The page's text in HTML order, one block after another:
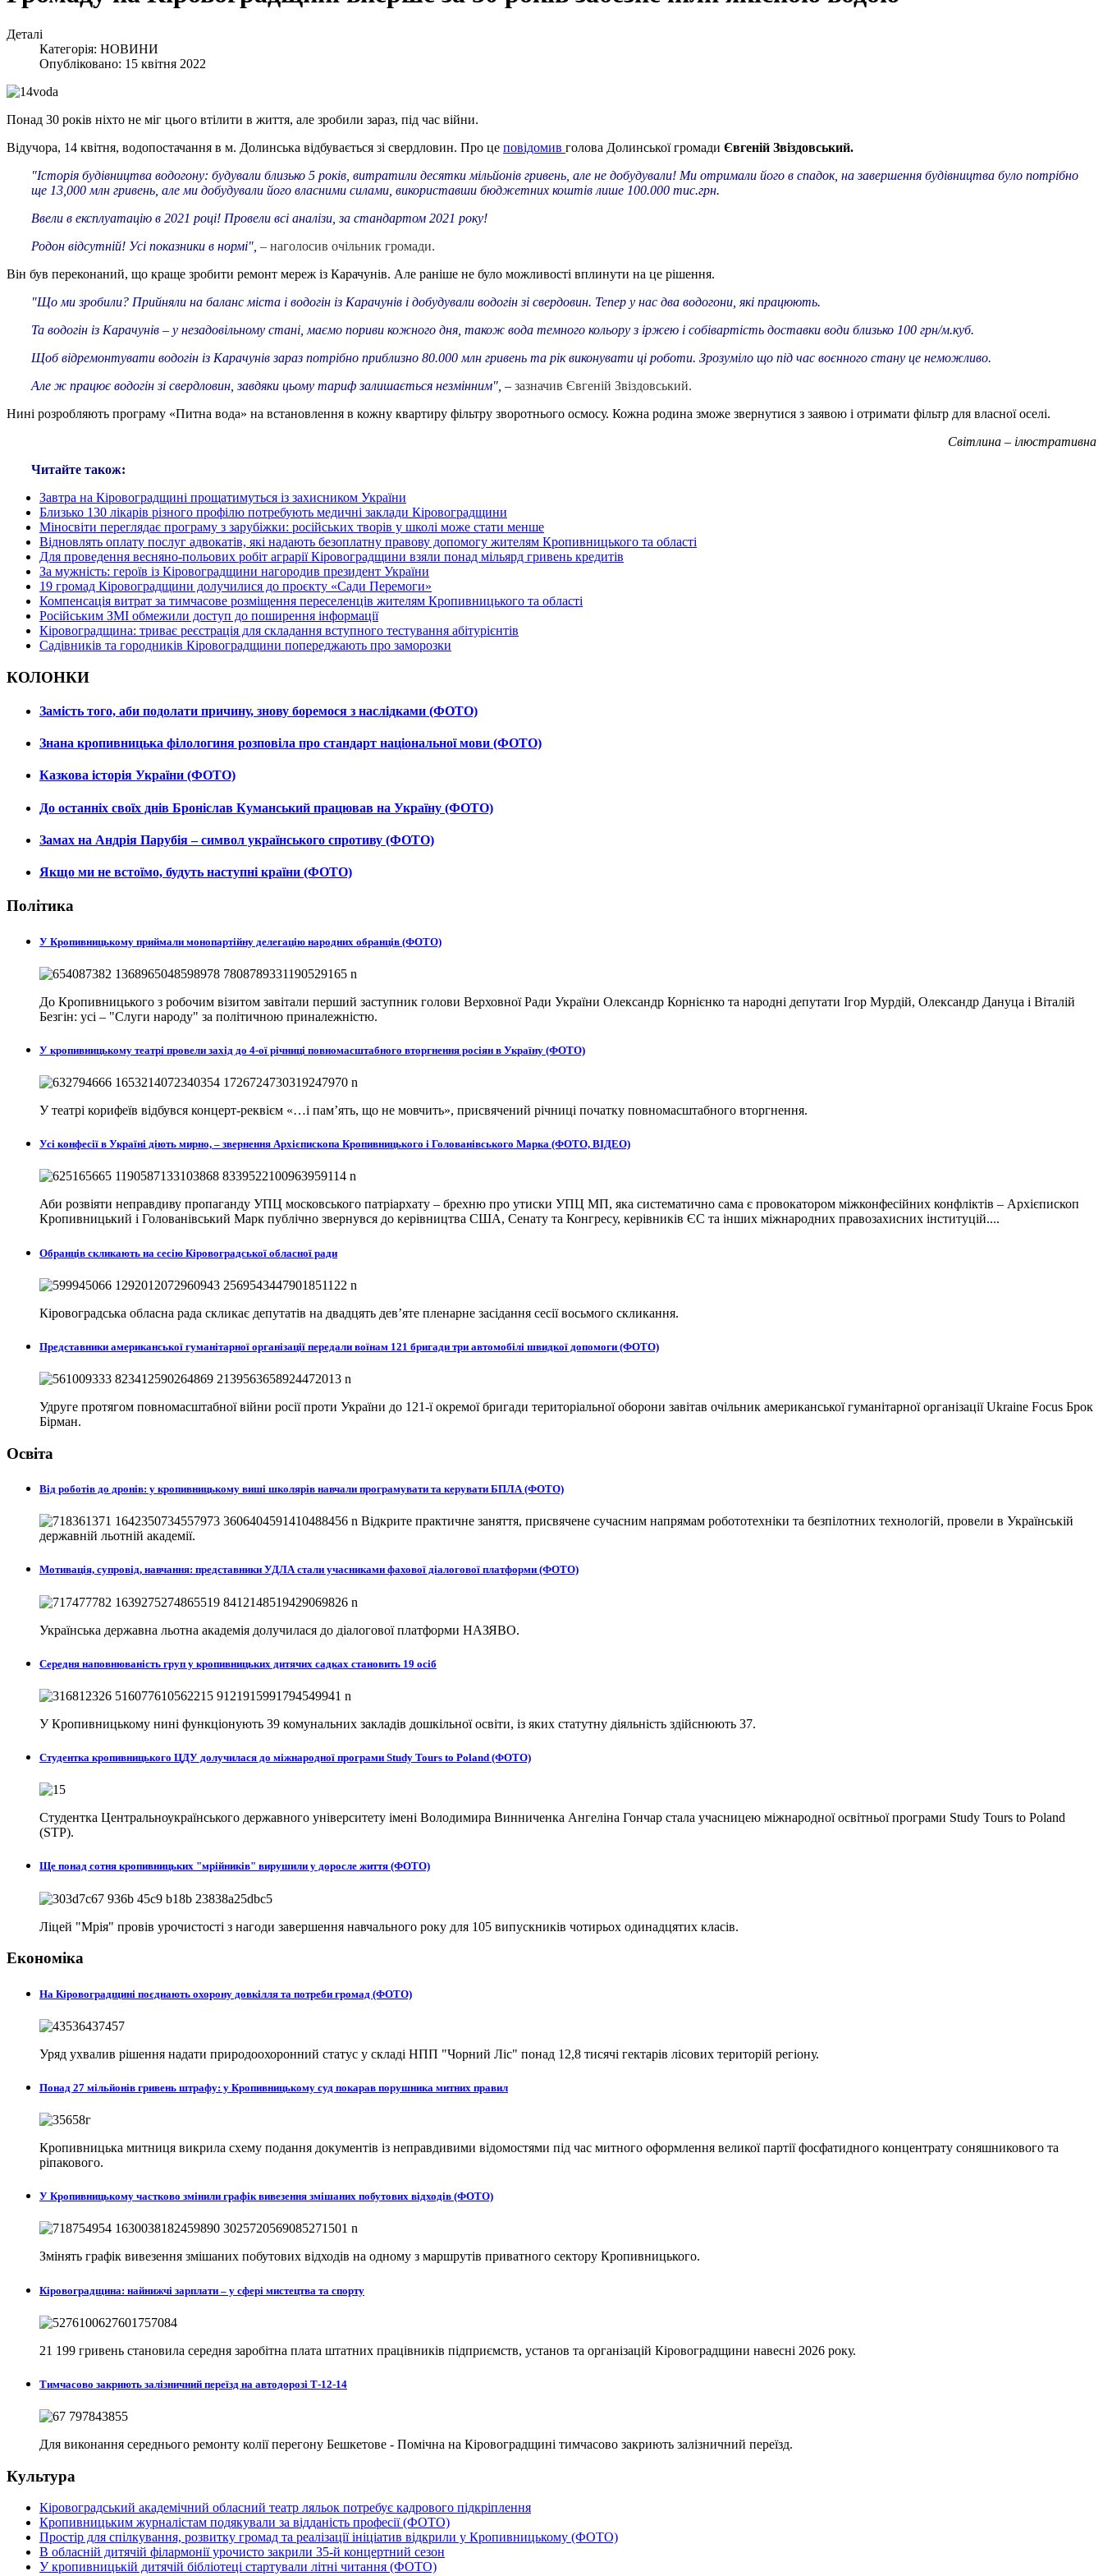
Деталі
Категорія: НОВИНИ
Опубліковано: 15 квітня 2022
Понад 30 років ніхто не міг цього втілити в життя, але зробили зараз, під час війни.
Відучора, 14 квітня, водопостачання в м. Долинська відбувається зі свердловин. Про це повідомив голова Долинської громади Євгеній Звіздовський.
"Історія будівництва водогону: будували близько 5 років, витратили десятки мільйонів гривень, але не добудували! Ми отримали його в спадок, на завершення будівництва було потрібно
ще 13,000 млн гривень, але ми добудували його власними силами, використавши бюджетних коштів лише 100.000 тис.грн.
Ввели в експлуатацію в 2021 році! Провели всі аналізи, за стандартом 2021 року!
Родон відсутній! Усі показники в нормі", – наголосив очільник громади.
Він був переконаний, що краще зробити ремонт мереж із Карачунів. Але раніше не було можливості вплинути на це рішення.
"Що ми зробили? Прийняли на баланс міста і водогін із Карачунів і добудували водогін зі свердовин. Тепер у нас два водогони, які працюють.
Та водогін із Карачунів – у незадовільному стані, маємо пориви кожного дня, також вода темного кольору з іржею і собівартість доставки води близько 100 грн/м.куб.
Щоб відремонтувати водогін із Карачунів зараз потрібно приблизно 80.000 млн гривень та рік виконувати ці роботи. Зрозуміло що під час воєнного стану це неможливо.
Але ж працює водогін зі свердловин, завдяки цьому тариф залишається незмінним", – зазначив Євгеній Звіздовський.
Нині розробляють програму «Питна вода» на встановлення в кожну квартиру фільтру зворотнього осмосу. Кожна родина зможе звернутися з заявою і отримати фільтр для власної оселі.
Світлина – ілюстративна
Читайте також:
Завтра на Кіровоградщині прощатимуться із захисником України
Близько 130 лікарів різного профілю потребують медичні заклади Кіровоградщини
Міносвіти переглядає програму з зарубіжки: російських творів у школі може стати менше
Відновлять оплату послуг адвокатів, які надають безоплатну правову допомогу жителям Кропивницького та області
Для проведення весняно-польових робіт аграрії Кіровоградщини взяли понад мільярд гривень кредитів
За мужність: героїв із Кіровоградщини нагородив президент України
19 громад Кіровоградщини долучилися до проєкту «Сади Перемоги»
Компенсація витрат за тимчасове розміщення переселенців жителям Кропивницького та області
Російським ЗМІ обмежили доступ до поширення інформації
Кіровоградщина: триває реєстрація для складання вступного тестування абітурієнтів
Садівників та городників Кіровоградщини попереджають про заморозки
КОЛОНКИ
Замість того, аби подолати причину, знову боремося з наслідками (ФОТО)
Знана кропивницька філологиня розповіла про стандарт національної мови (ФОТО)
Казкова історія України (ФОТО)
До останніх своїх днів Броніслав Куманський працював на Україну (ФОТО)
Замах на Андрія Парубія – символ українського спротиву (ФОТО)
Якщо ми не встоїмо, будуть наступні країни (ФОТО)
Політика
У Кропивницькому приймали монопартійну делегацію народних обранців (ФОТО)
До Кропивницького з робочим візитом завітали перший заступник голови Верховної Ради України Олександр Корнієнко та народні депутати Ігор Мурдій, Олександр Дануца і Віталій
Безгін: усі – "Слуги народу" за політичною приналежністю.
У кропивницькому театрі провели захід до 4-ої річниці повномасштабного вторгнення росіян в Україну (ФОТО)
У театрі корифеїв відбувся концерт-реквієм «…і пам’ять, що не мовчить», присвячений річниці початку повномасштабного вторгнення.
Усі конфесії в Україні діють мирно, – звернення Архієпископа Кропивницького і Голованівського Марка (ФОТО, ВІДЕО)
Аби розвіяти неправдиву пропаганду УПЦ московського патріархату – брехню про утиски УПЦ МП, яка систематично сама є провокатором міжконфесійних конфліктів – Архієпископ
Кропивницький і Голованівський Марк публічно звернувся до керівництва США, Сенату та Конгресу, керівників ЄС та інших міжнародних правозахисних інституцій....
Обранців скликають на сесію Кіровоградської обласної ради
Кіровоградська обласна рада скликає депутатів на двадцять дев’яте пленарне засідання сесії восьмого скликання.
Представники американської гуманітарної організації передали воїнам 121 бригади три автомобілі швидкої допомоги (ФОТО)
Удруге протягом повномасштабної війни росії проти України до 121-ї окремої бригади територіальної оборони завітав очільник американської гуманітарної організації Ukraine Focus Брок
Бірман.
Освіта
Від роботів до дронів: у кропивницькому виші школярів навчали програмувати та керувати БПЛА (ФОТО)
Відкрите практичне заняття, присвячене сучасним напрямам робототехніки та безпілотних технологій, провели в Українській
державній льотній академії.
Мотивація, супровід, навчання: представники УДЛА стали учасниками фахової діалогової платформи (ФОТО)
Українська державна льотна академія долучилася до діалогової платформи НАЗЯВО.
Середня наповнюваність груп у кропивницьких дитячих садках становить 19 осіб
У Кропивницькому нині функціонують 39 комунальних закладів дошкільної освіти, із яких статутну діяльність здійснюють 37.
Студентка кропивницького ЦДУ долучилася до міжнародної програми Study Tours to Poland (ФОТО)
Студентка Центральноукраїнського державного університету імені Володимира Винниченка Ангеліна Гончар стала учасницею міжнародної освітньої програми Study Tours to Poland
(STP).
Ще понад сотня кропивницьких "мрійників" вирушили у доросле життя (ФОТО)
Ліцей "Мрія" провів урочистості з нагоди завершення навчального року для 105 випускників чотирьох одинадцятих класів.
Економіка
На Кіровоградщині поєднають охорону довкілля та потреби громад (ФОТО)
Уряд ухвалив рішення надати природоохоронний статус у складі НПП "Чорний Ліс" понад 12,8 тисячі гектарів лісових територій регіону.
Понад 27 мільйонів гривень штрафу: у Кропивницькому суд покарав порушника митних правил
Кропивницька митниця викрила схему подання документів із неправдивими відомостями під час митного оформлення великої партії фосфатидного концентрату соняшникового та
ріпакового.
У Кропивницькому частково змінили графік вивезення змішаних побутових відходів (ФОТО)
Змінять графік вивезення змішаних побутових відходів на одному з маршрутів приватного сектору Кропивницького.
Кіровоградщина: найнижчі зарплати – у сфері мистецтва та спорту
21 199 гривень становила середня заробітна плата штатних працівників підприємств, установ та організацій Кіровоградщини навесні 2026 року.
Тимчасово закриють залізничний переїзд на автодорозі Т-12-14
Для виконання середнього ремонту колії перегону Бешкетове - Помічна на Кіровоградщині тимчасово закриють залізничний переїзд.
Культура
Кіровоградський академічний обласний театр ляльок потребує кадрового підкріплення
Кропивницьким журналістам подякували за відданість професії (ФОТО)
Простір для спілкування, розвитку громад та реалізації ініціатив відкрили у Кропивницькому (ФОТО)
В обласній дитячій філармонії урочисто закрили 35-й концертний сезон
У кропивницькій дитячій бібліотеці стартували літні читання (ФОТО)